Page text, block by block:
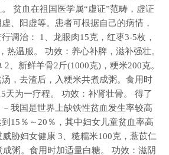
贫血在祖国医学属“虚证”范畴，虚证
、阳虚等。患者可根据自己的病情，
调治： 1、龙眼肉15克，红枣3-5枚，
热温服。 功效：养心补脾，滋补强壮。
、新鲜羊骨2斤(1000克)，粳米200克。
，去渣后，入粳米共煮成粥。食用时
天为一疗程。 功效：补肾壮骨。 得了
我国是世界上缺铁性贫血发生率较高
15％～20％，其中妇女儿童贫血率高
胁妇女健康 3、糙糯米100克，薏苡仁
粥。食用时加适量白糖。 功效：滋阴